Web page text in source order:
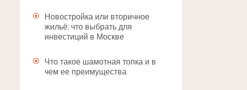
Новостройка или вторичное
жильё: что выбрать для
инвестиций в Москве
Что такое шамотная топка и в
чем ее преимущества